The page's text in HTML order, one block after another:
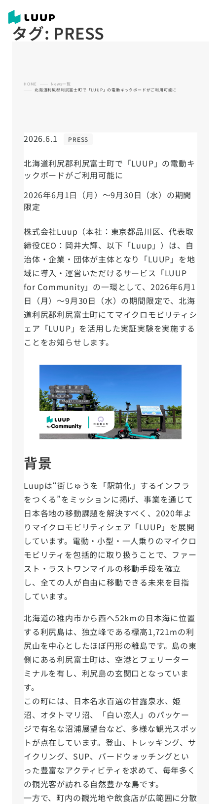
タグ: PRESS
HOME
News一覧
北海道利尻郡利尻富士町で「LUUP」の電動キックボードがご利用可能に
2026.6.1 PRESS
北海道利尻郡利尻富士町で「LUUP」の電動キ
ックボードがご利用可能に
2026年6月1日（月）～9月30日（水）の期間
限定
株式会社Luup（本社：東京都品川区、代表取
締役CEO：岡井大輝、以下「Luup」）は、自
治体・企業・団体が主体となり「LUUP」を地
域に導入・運営いただけるサービス「LUUP
for Community」の一環として、2026年6月1
日（月）～9月30日（水）の期間限定で、北海
道利尻郡利尻富士町にてマイクロモビリティシ
ェア「LUUP」を活用した実証実験を実施する
ことをお知らせします。
背景
Luupは“街じゅうを「駅前化」するインフラ
をつくる”をミッションに掲げ、事業を通じて
日本各地の移動課題を解決すべく、2020年よ
りマイクロモビリティシェア「LUUP」を展開
しています。電動・小型・一人乗りのマイクロ
モビリティを包括的に取り扱うことで、ファー
スト・ラストワンマイルの移動手段を確立
し、全ての人が自由に移動できる未来を目指
しています。
北海道の稚内市から西へ52kmの日本海に位置
する利尻島は、独立峰である標高1,721mの利
尻山を中心としたほぼ円形の離島です。島の東
側にある利尻富士町は、空港とフェリーター
ミナルを有し、利尻島の玄関口となっていま
す。
この町には、日本名水百選の甘露泉水、姫
沼、オタトマリ沼、「白い恋人」のパッケー
ジで有名な沼浦展望台など、多様な観光スポッ
トが点在しています。登山、トレッキング、サ
イクリング、SUP、バードウォッチングとい
った豊富なアクティビティを求めて、毎年多く
の観光客が訪れる自然豊かな島です。
一方で、町内の観光地や飲食店が広範囲に分散